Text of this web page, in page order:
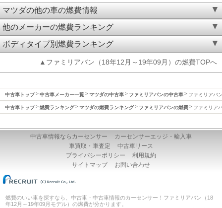
マツダの他の車の燃費情報
他のメーカーの燃費ランキング
ボディタイプ別燃費ランキング
▲ファミリアバン（18年12月～19年09月）の燃費TOPへ
中古車トップ 中古車メーカー一覧 マツダの中古車 ファミリアバンの中古車 ファミリアバ
中古車トップ 燃費ランキング マツダの燃費ランキング ファミリアバンの燃費 ファミリア
中古車情報ならカーセンサー
カーセンサーエッジ・輸入車
車買取・車査定
中古車リース
プライバシーポリシー
利用規約
サイトマップ
お問い合わせ
燃費のいい車を探すなら、中古車・中古車情報のカーセンサー！ファミリアバン（18
年12月～19年09月モデル）の燃費が分かります。